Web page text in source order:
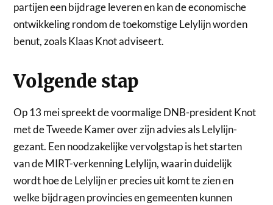
partijen een bijdrage leveren en kan de economische
ontwikkeling rondom de toekomstige Lelylijn worden
benut, zoals Klaas Knot adviseert.
Volgende stap
Op 13 mei spreekt de voormalige DNB-president Knot
met de Tweede Kamer over zijn advies als Lelylijn-
gezant. Een noodzakelijke vervolgstap is het starten
van de MIRT-verkenning Lelylijn, waarin duidelijk
wordt hoe de Lelylijn er precies uit komt te zien en
welke bijdragen provincies en gemeenten kunnen